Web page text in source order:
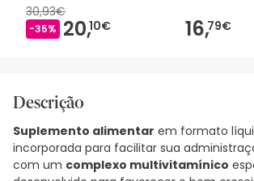
30,93€
-35% 20,10€ 16,79€
Descrição
Suplemento alimentar em formato
incorporada para facilitar sua
com um complexo multivitamínico